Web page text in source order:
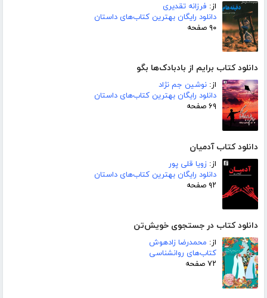
از: فرزانه تقدیری
دانلود رایگان بهترین کتاب‌های داستان
۹۰ صفحه
دانلود کتاب برایم از بادبادک‌ها بگو
از: نوشین جم نژاد
دانلود رایگان بهترین کتاب‌های داستان
۶۹ صفحه
دانلود کتاب آدمیان
از: زویا قلی پور
دانلود رایگان بهترین کتاب‌های داستان
۹۲ صفحه
دانلود کتاب در جستجوی خویش‌تن
از: محمدرضا زادهوش
کتاب‌های روانشناسی
۷۲ صفحه